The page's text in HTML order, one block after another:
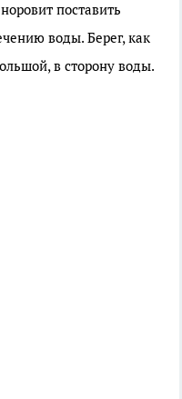
поставить
воды. Берег, как
в сторону воды.